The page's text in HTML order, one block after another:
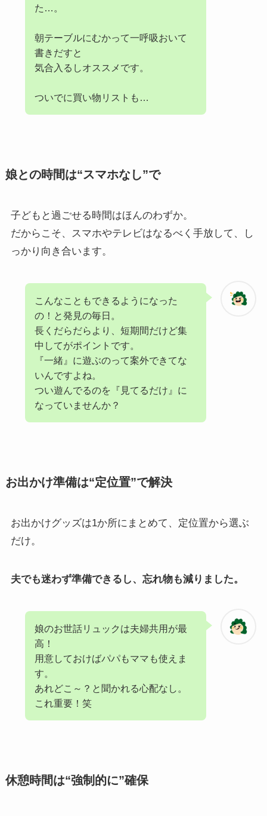
た…。
朝テーブルにむかって一呼吸おいて
書きだすと
気合入るしオススメです。
ついでに買い物リストも…
娘との時間は“スマホなし”で
子どもと過ごせる時間はほんのわずか。
だからこそ、スマホやテレビはなるべく手放して、し
っかり向き合います。
こんなこともできるようになった
の！と発見の毎日。
長くだらだらより、短期間だけど集
中してがポイントです。
『一緒』に遊ぶのって案外できてな
いんですよね。
つい遊んでるのを『見てるだけ』に
なっていませんか？
お出かけ準備は“定位置”で解決
お出かけグッズは1か所にまとめて、定位置から選ぶ
だけ。
夫でも迷わず準備できるし、忘れ物も減りました。
娘のお世話リュックは夫婦共用が最
高！
用意しておけばパパもママも使えま
す。
あれどこ～？と聞かれる心配なし。
これ重要！笑
休憩時間は“強制的に”確保